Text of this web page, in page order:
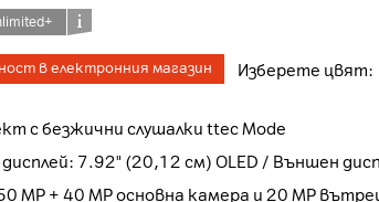
в електронния магазин Изберете цвят:
с безжични слушалки ttec Mode
7.92" (20,12 см) OLED / Външен